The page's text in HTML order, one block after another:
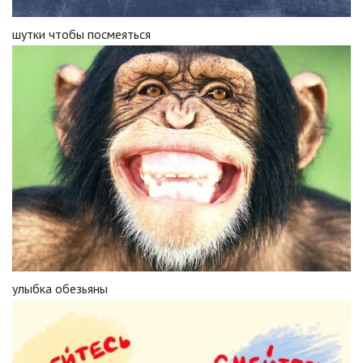
шутки чтобы посмеяться
улыбка обезьяны